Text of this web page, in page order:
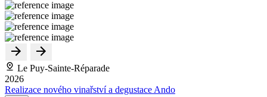
Le Puy-Sainte-Réparade
2026
Realizace nového vinařství a degustace Ando